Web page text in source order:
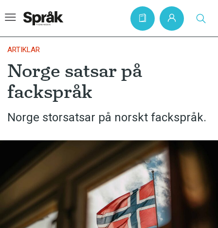
Hem
Artiklar
Krönikor
Skrivtips
Bokrecensioner
Kviss
Podden
Anmäl till språkpolisen
ARTIKLAR
Norge satsar på
fackspråk
Norge storsatsar på norskt fackspråk.